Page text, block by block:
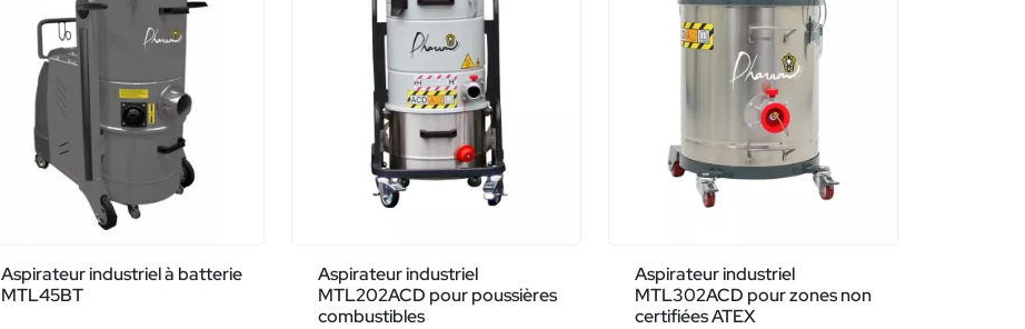
Aspirateur industriel à batterie
MTL45BT
Aspirateur industriel
MTL202ACD pour poussières
combustibles
Aspirateur industriel
MTL302ACD pour zones non
certifiées ATEX